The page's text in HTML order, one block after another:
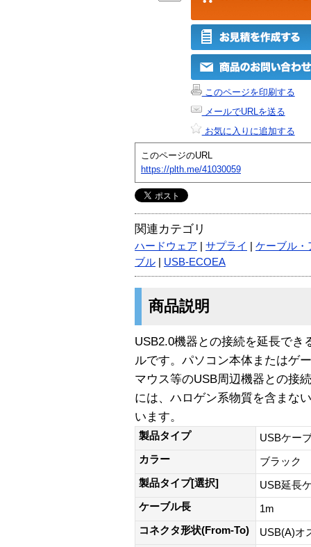
このページを印刷する
メールでURLを送る
お気に入りに追加する
このページのURL
https://plth.me/41030059
関連カテゴリ
ハードウェア サプライ
ケーブル・
ブル
USB-ECOEA
商品説明
USB2.0機器との接続を延長でき
ルです。パソコン本体またはゲ
マウス等のUSB周辺機器との接
には、ハロゲン系物質を含まな
います。
製品タイプ
USBケー
カラー
ブラック
製品タイプ[選択]
USB延長
ケーブル長
1m
コネクタ形状(From-To)
USB(A)オ